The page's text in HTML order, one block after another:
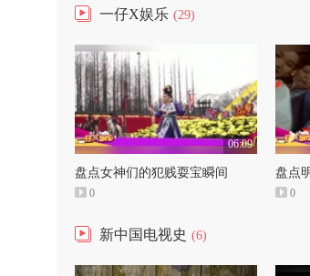
一仔X娱乐 (29)
06:09
盘点女神们的犯贱耍宝瞬间
0
盘点
0
新中国电视史 (6)